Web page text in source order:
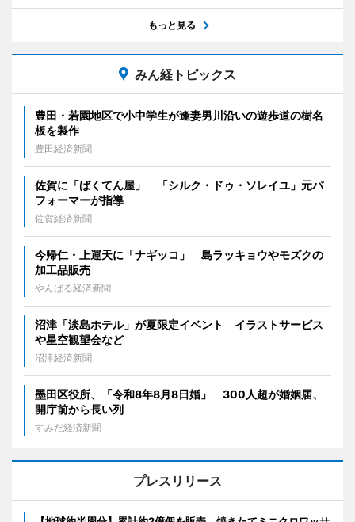
もっと見る
みん経トピックス
豊田・若園地区で小中学生が逢妻男川沿いの遊歩道の樹名
板を製作
豊田経済新聞
佐賀に「ばくてん屋」 「シルク・ドゥ・ソレイユ」元パ
フォーマーが指導
佐賀経済新聞
今帰仁・上運天に「ナギッコ」 島ラッキョウやモズクの
加工品販売
やんばる経済新聞
沼津「淡島ホテル」が夏限定イベント イラストサービス
や星空観望会など
沼津経済新聞
墨田区役所、「令和8年8月8日婚」 300人超が婚姻届、
開庁前から長い列
すみだ経済新聞
プレスリリース